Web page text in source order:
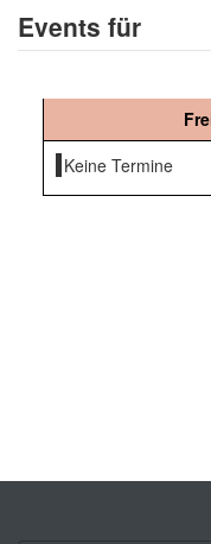
Events für
Keine Termine